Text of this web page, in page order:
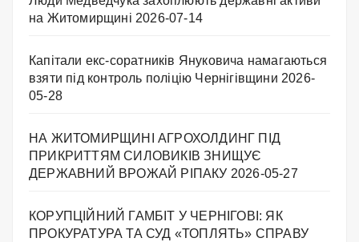
на Житомирщині 2026-07-14
Капітали екс-соратників Януковича намагаються
взяти під контроль поліцію Чернігівщини 2026-
05-28
НА ЖИТОМИРЩИНІ АГРОХОЛДИНГ ПІД
ПРИКРИТТЯМ СИЛОВИКІВ ЗНИЩУЄ
ДЕРЖАВНИЙ ВРОЖАЙ РІПАКУ ​ 2026-05-27
КОРУПЦІЙНИЙ ГАМБІТ У ЧЕРНІГОВІ: ЯК
ПРОКУРАТУРА ТА СУД «ТОПЛЯТЬ» СПРАВУ